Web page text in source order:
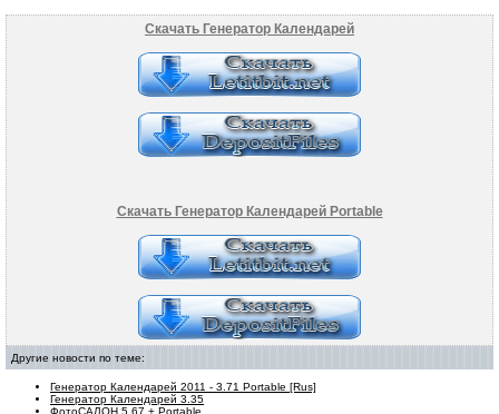
Скачать Генератор Календарей
Скачать Генератор Календарей Portable
Другие новости по теме:
Генератор Календарей 2011 - 3.71 Portable [Rus]
Генератор Календарей 3.35
ФотоСАЛОН 5.67 + Portable